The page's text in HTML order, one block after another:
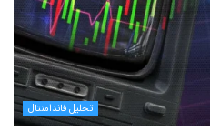
تحلیل فاندامنتال